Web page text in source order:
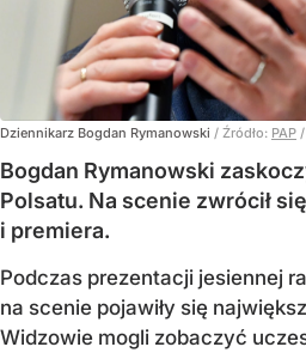
Dziennikarz Bogdan Rymanowski / Źródło: PAP /
Bogdan Rymanowski
Polsatu. Na scenie zwrócił
i premiera.
Podczas prezentacji jesiennej
na scenie pojawiły się
Widzowie mogli zobaczyć